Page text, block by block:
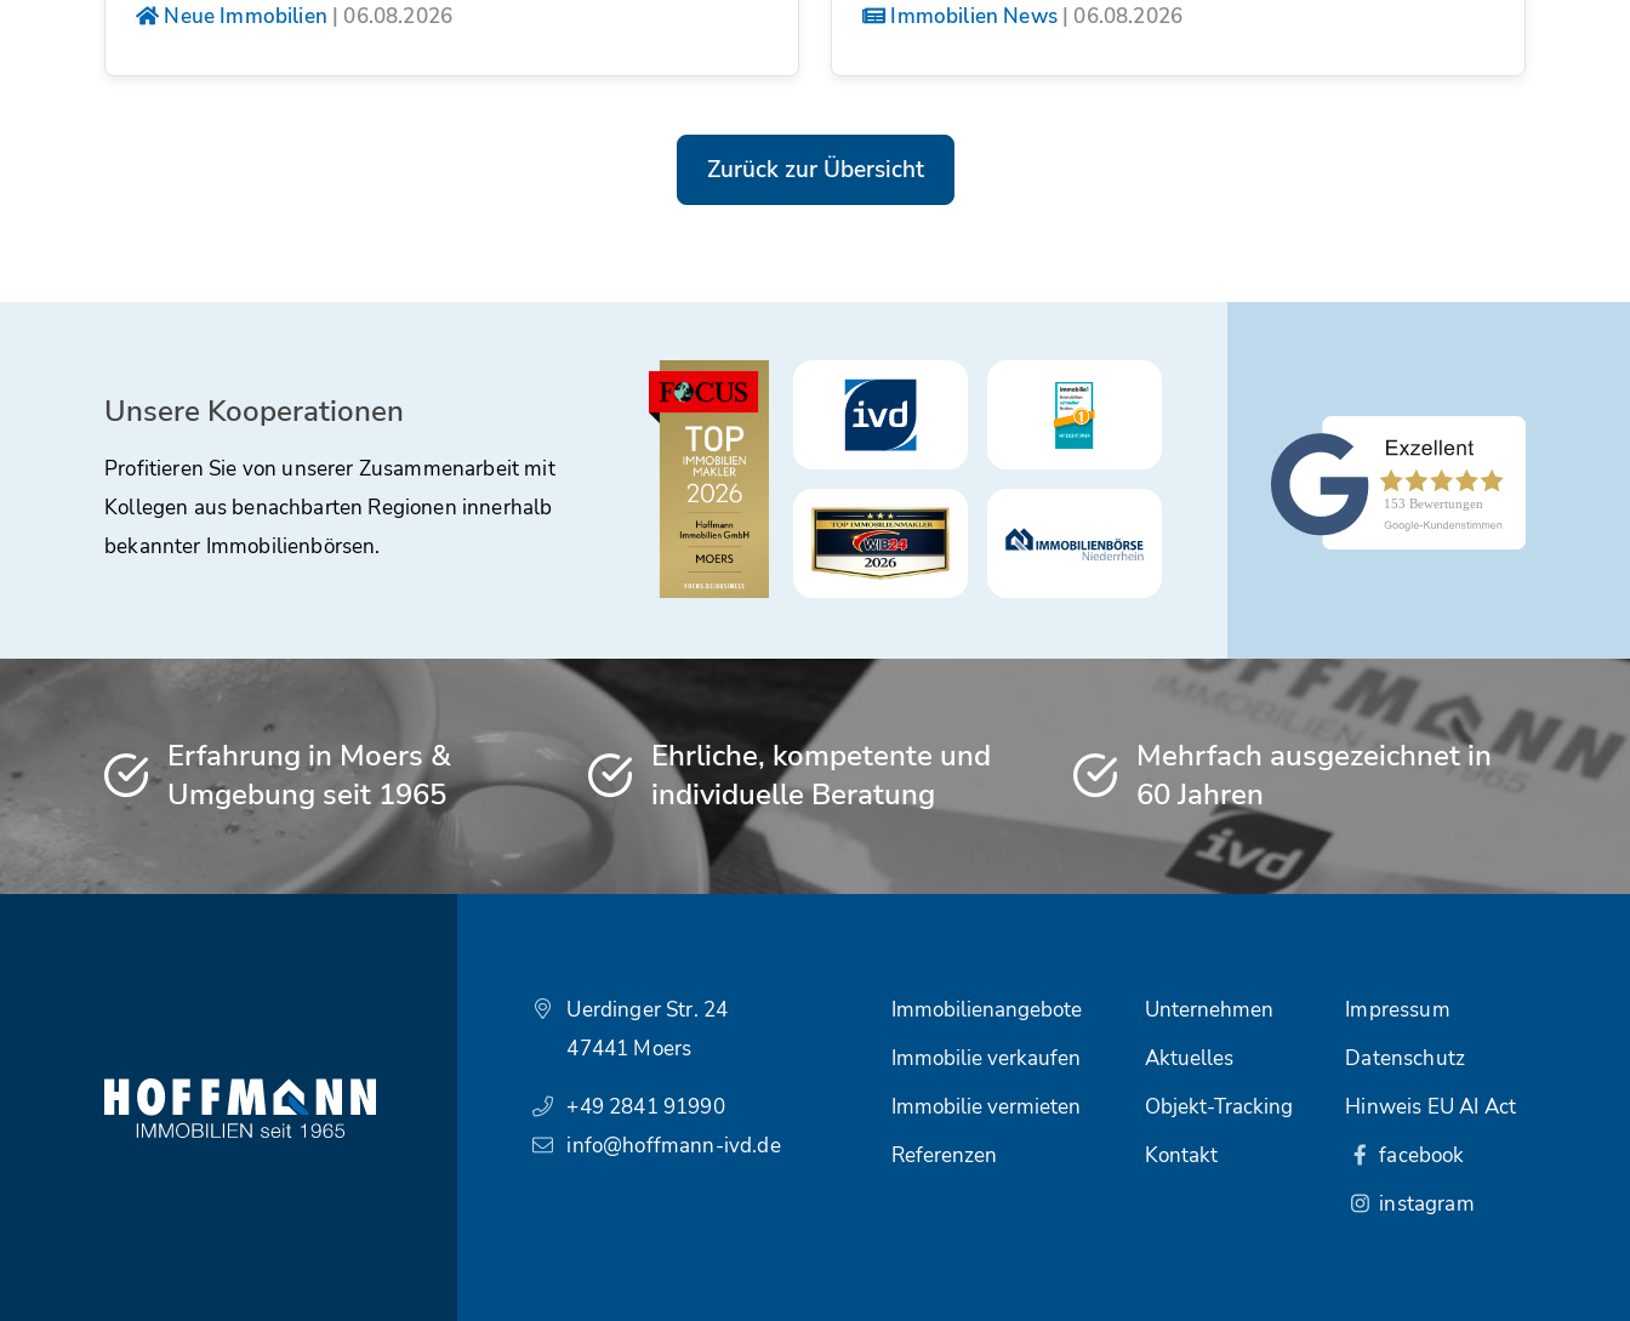
Neue Immobilien | 06.08.2026 Immobilien News| 06.08.2026
Zurück zur Übersicht
Unsere Kooperationen
Profitieren Sie von unserer Zusammenarbeit mit
Kollegen aus benachbarten Regionen innerhalb
bekannter Immobilienbörsen.
Erfahrung in Moers &
Umgebung seit 1965
Ehrliche, kompetente und
individuelle Beratung
Mehrfach ausgezeichnet in
60 Jahren
Uerdinger Str. 24
47441 Moers
+49 2841 91990
info@hoffmann-ivd.de
Immobilienangebote
Unternehmen
Immobilie verkaufen
Aktuelles
Immobilie vermieten
Objekt-Tracking
Referenzen
Kontakt
Impressum
Datenschutz
Hinweis EU AI Act
facebook
instagram